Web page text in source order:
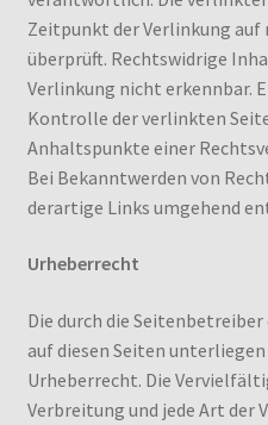
Zeitpunkt der Verlinkung
überprüft. Rechtswidrige
Verlinkung nicht erkennbar.
Kontrolle der verlinkten
Anhaltspunkte einer
Bei Bekanntwerden von
derartige Links umgehend
Urheberrecht
Die durch die
auf diesen Seiten
Urheberrecht. Die
Verbreitung und jede Art der